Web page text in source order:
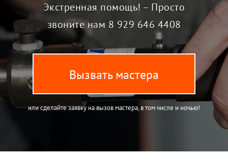
Экстренная помощь! – Просто
звоните нам 8 929 646 4408
Вызвать мастера
или сделайте заявку на вызов мастера, в том числе и ночью!